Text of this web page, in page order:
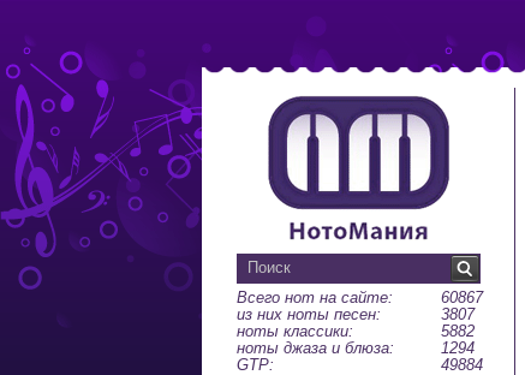
Всего нот на сайте:
60867
из них ноты песен:
3807
ноты классики:
5882
ноты джаза и блюза:
1294
GTP:
49884